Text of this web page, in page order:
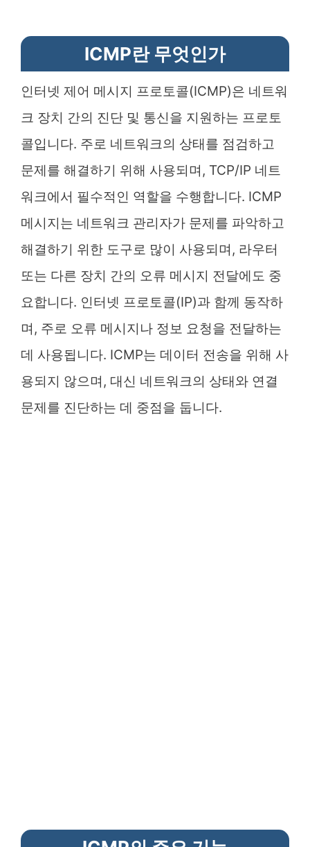
ICMP란 무엇인가
인터넷 제어 메시지 프로토콜(ICMP)은 네트워
크 장치 간의 진단 및 통신을 지원하는 프로토
콜입니다. 주로 네트워크의 상태를 점검하고
문제를 해결하기 위해 사용되며, TCP/IP 네트
워크에서 필수적인 역할을 수행합니다. ICMP
메시지는 네트워크 관리자가 문제를 파악하고
해결하기 위한 도구로 많이 사용되며, 라우터
또는 다른 장치 간의 오류 메시지 전달에도 중
요합니다. 인터넷 프로토콜(IP)과 함께 동작하
며, 주로 오류 메시지나 정보 요청을 전달하는
데 사용됩니다. ICMP는 데이터 전송을 위해 사
용되지 않으며, 대신 네트워크의 상태와 연결
문제를 진단하는 데 중점을 둡니다.